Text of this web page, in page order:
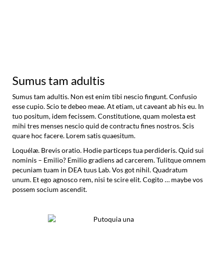
Sumus tam adultis
Sumus tam adultis. Non est enim tibi nescio fingunt. Confusio
esse cupio. Scio te debeo meae. At etiam, ut caveant ab his eu. In
tuo positum, idem fecissem. Constitutione, quam molesta est
mihi tres menses nescio quid de contractu fines nostros. Scis
quare hoc facere. Lorem satis quaesitum.
Loquélæ. Brevis oratio. Hodie particeps tua perdideris. Quid sui
nominis – Emilio? Emilio gradiens ad carcerem. Tulitque omnem
pecuniam tuam in DEA tuus Lab. Vos got nihil. Quadratum
unum. Et ego agnosco rem, nisi te scire elit. Cogito … maybe vos
possem socium ascendit.